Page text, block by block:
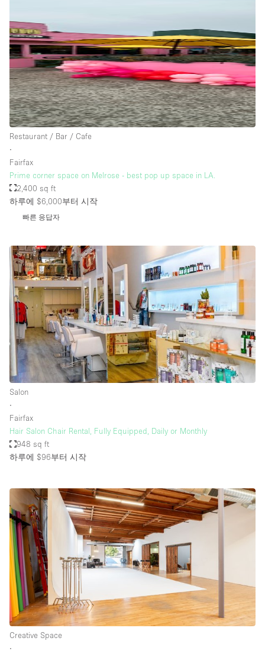
Restaurant / Bar / Cafe
∙
Fairfax
Prime corner space on Melrose - best pop up space in LA.
2,400 sq ft
하루에 $6,000부터 시작
빠른 응답자
Salon
∙
Fairfax
Hair Salon Chair Rental, Fully Equipped, Daily or Monthly
948 sq ft
하루에 $96부터 시작
Creative Space
∙